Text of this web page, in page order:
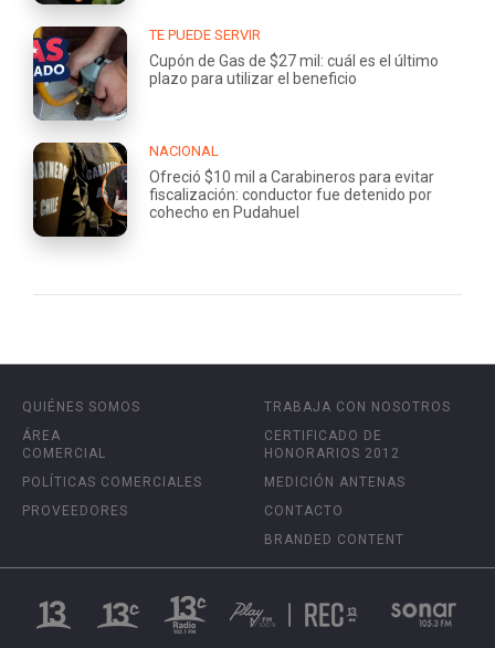
TE PUEDE SERVIR
Cupón de Gas de $27 mil: cuál es el último
plazo para utilizar el beneficio
NACIONAL
Ofreció $10 mil a Carabineros para evitar
fiscalización: conductor fue detenido por
cohecho en Pudahuel
QUIÉNES SOMOS
ÁREA
COMERCIAL
POLÍTICAS COMERCIALES
PROVEEDORES
TRABAJA CON NOSOTROS
CERTIFICADO DE
HONORARIOS 2012
MEDICIÓN ANTENAS
CONTACTO
BRANDED CONTENT